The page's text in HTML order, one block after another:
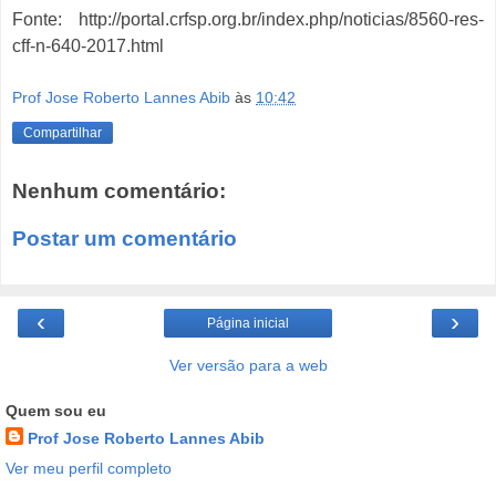
Fonte: http://portal.crfsp.org.br/index.php/noticias/8560-res-
cff-n-640-2017.html
Prof Jose Roberto Lannes Abib às 10:42
Compartilhar
Nenhum comentário:
Postar um comentário
‹ ›
Página inicial
Ver versão para a web
Quem sou eu
Prof Jose Roberto Lannes Abib
Ver meu perfil completo